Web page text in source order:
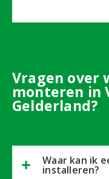
Vragen over
monteren in
Gelderland?
Waar kan ik
installeren?